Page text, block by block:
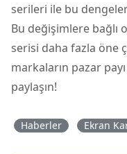
serileri ile bu
Bu değişimlere bağlı
serisi daha fazla öne
markaların pazar
paylaşın!
Haberler Ekran